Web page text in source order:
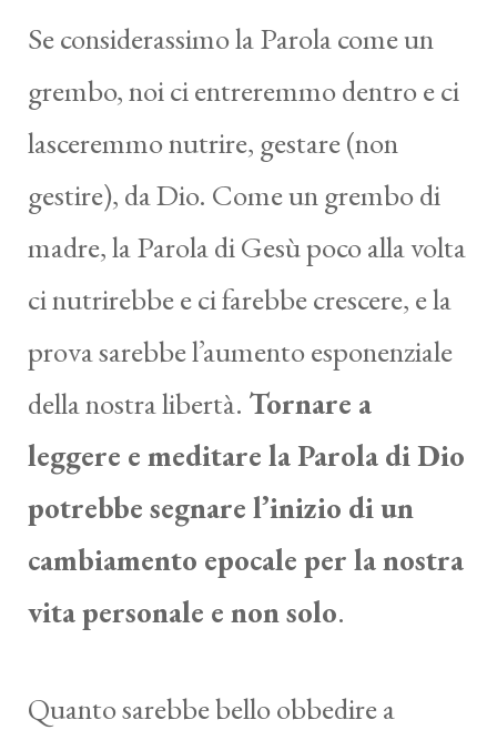
Se considerassimo la Parola come un
grembo, noi ci entreremmo dentro e ci
lasceremmo nutrire, gestare (non
gestire), da Dio. Come un grembo di
madre, la Parola di Gesù poco alla volta
ci nutrirebbe e ci farebbe crescere, e la
prova sarebbe l’aumento esponenziale
della nostra libertà. Tornare a
leggere e meditare la Parola di Dio
potrebbe segnare l’inizio di un
cambiamento epocale per la nostra
vita personale e non solo.
Quanto sarebbe bello obbedire a